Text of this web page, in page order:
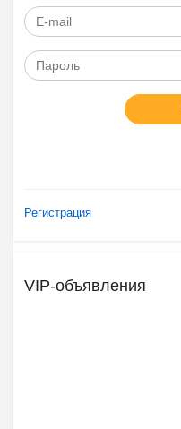
Регистрация
VIP-объявления